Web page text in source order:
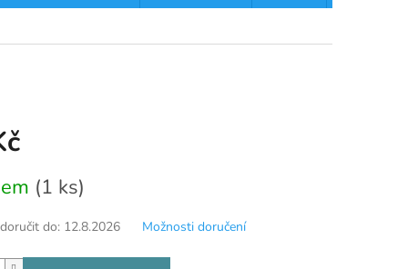
(1 ks)
do: 12.8.2026 Možnosti doručení